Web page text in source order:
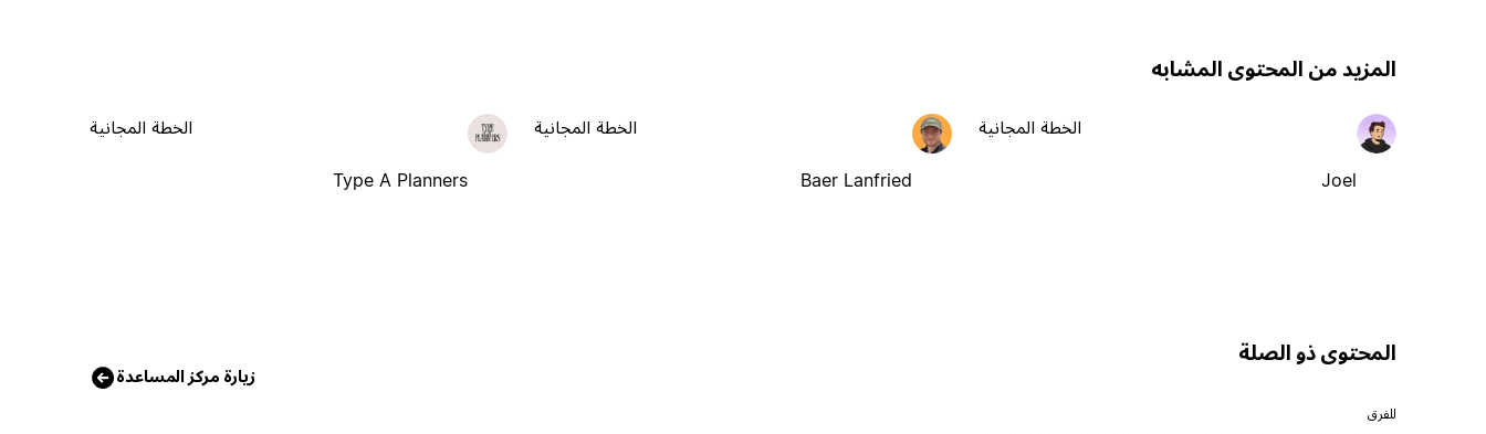
المزيد من المحتوى المشابه
Joel
الخطة المجانية
Baer Lanfried
الخطة المجانية
Type A Planners
الخطة المجانية
المحتوى ذو الصلة
زيارة مركز المساعدة
للفرق